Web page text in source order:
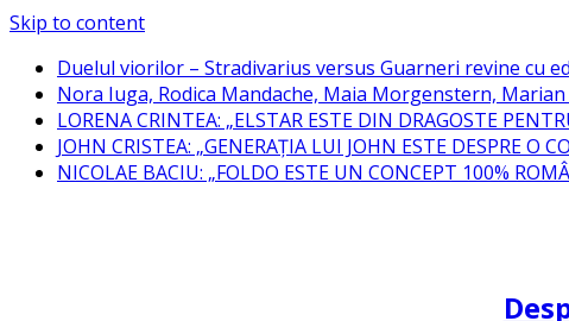
Skip to content
Duelul viorilor – Stradivarius versus Guarneri revine cu
Nora Iuga, Rodica Mandache, Maia Morgenstern,
LORENA CRINTEA: „ELSTAR ESTE DIN DRAGOSTE
JOHN CRISTEA: „GENERAȚIA LUI JOHN ESTE DESPRE O
NICOLAE BACIU: „FOLDO ESTE UN CONCEPT 100%